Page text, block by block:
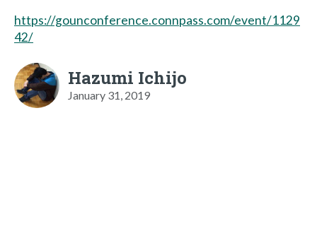
https://gounconference.connpass.com/event/1129
42/
Hazumi Ichijo
January 31, 2019